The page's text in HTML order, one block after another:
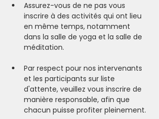
Assurez-vous de ne pas vous
inscrire à des activités qui ont lieu
en même temps, notamment
dans la salle de yoga et la salle de
méditation.
Par respect pour nos intervenants
et les participants sur liste
d'attente, veuillez vous inscrire de
manière responsable, afin que
chacun puisse profiter pleinement.